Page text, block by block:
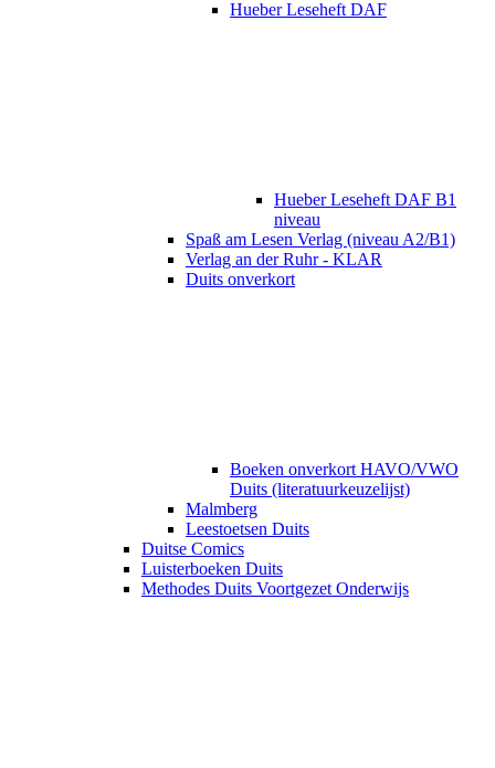
Hueber Leseheft DAF
Hueber Leseheft DAF B1
niveau
Spaß am Lesen Verlag (niveau A2/B1)
Verlag an der Ruhr - KLAR
Duits onverkort
Boeken onverkort HAVO/VWO
Duits (literatuurkeuzelijst)
Malmberg
Leestoetsen Duits
Duitse Comics
Luisterboeken Duits
Methodes Duits Voortgezet Onderwijs